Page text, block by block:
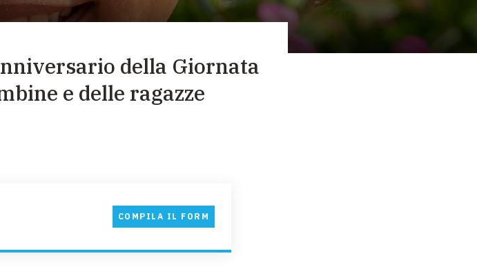
SCEGLI IL PIÙ
della Giornata
e delle ragazze
COMPILA IL FORM